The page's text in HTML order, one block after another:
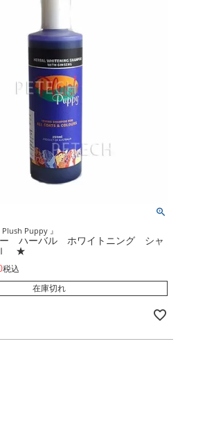
Puppy 』
ー ハーバル ホワイトニング シャ
ｌ ★
税込
在庫切れ